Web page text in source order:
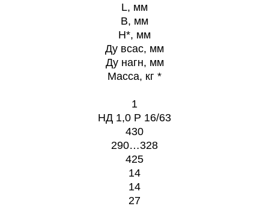
L, мм
B, мм
H*, мм
Ду всас, мм
Ду нагн, мм
Масса, кг *
1
НД 1,0 Р 16/63
430
290…328
425
14
14
27